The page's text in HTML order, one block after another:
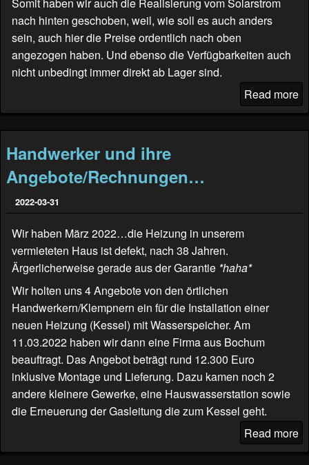
nach hinten geschoben, weil, wie soll es auch anders
sein, auch hier die Preise ordentlich nach oben
angezogen haben. Und ebenso die Verfügbarkeiten auch
nicht unbedingt immer direkt ab Lager sind.
Read more
Handwerker und ihre
Angebote/Rechnungen…
2022-03-31
Wir haben März 2022…die Heizung in unserem
vermieteten Haus ist defekt, nach 38 Jahren.
Ärgerlicherweise gerade aus der Garantie *haha*
Wir holten uns 4 Angebote von den örtlichen
Handwerkern/Klempnern ein für die Installation einer
neuen Heizung (Kessel) mit Wasserspeicher. Am
11.03.2022 haben wir dann eine Firma aus Bochum
beauftragt. Das Angebot beträgt rund 12.300 Euro
inklusive Montage und Lieferung. Dazu kamen noch 2
andere kleinere Gewerke, eine Hauswasserstation sowie
die Erneuerung der Gasleitung die zum Kessel geht.
Read more